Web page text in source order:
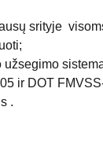
srityje
užsegimo
ir DOT
.